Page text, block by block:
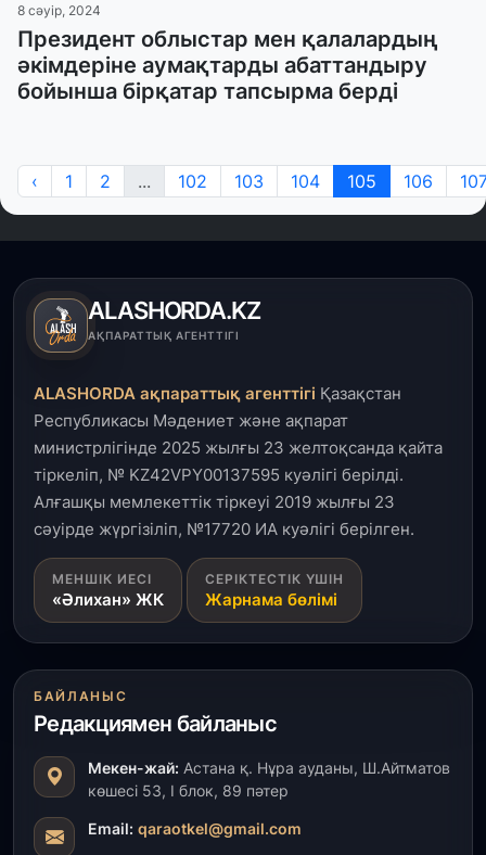
8 сәуір, 2024
Президент облыстар мен қалалардың
әкімдеріне аумақтарды абаттандыру
бойынша бірқатар тапсырма берді
‹ 1 2 ... 102 103 104 105 106
ALASHORDA.KZ
АҚПАРАТТЫҚ АГЕНТТІГІ
ALASHORDA ақпараттық агенттігі Қазақстан
Республикасы Мәдениет және ақпарат
министрлігінде 2025 жылғы 23 желтоқсанда қайта
тіркеліп, № KZ42VPY00137595 куәлігі берілді.
Алғашқы мемлекеттік тіркеуі 2019 жылғы 23
сәуірде жүргізіліп, №17720 ИА куәлігі берілген.
МЕНШІК ИЕСІ
«Әлихан» ЖК
СЕРІКТЕСТІК ҮШІН
Жарнама бөлімі
БАЙЛАНЫС
Редакциямен байланыс
Мекен-жай: Астана қ. Нұра ауданы, Ш.Айтматов
көшесі 53, І блок, 89 пәтер
Email: qaraotkel@gmail.com